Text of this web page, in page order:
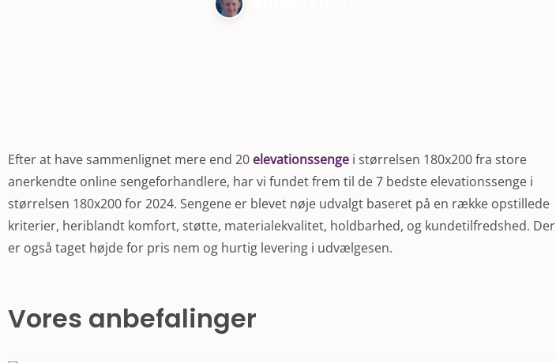
Efter at have sammenlignet mere end 20 elevationssenge i størrelsen 180x200 fra store
anerkendte online sengeforhandlere, har vi fundet frem til de 7 bedste elevationssenge i
størrelsen 180x200 for 2024. Sengene er blevet nøje udvalgt baseret på en række opstillede
kriterier, heriblandt komfort, støtte, materialekvalitet, holdbarhed, og kundetilfredshed. Der
er også taget højde for pris nem og hurtig levering i udvælgesen.
Vores anbefalinger